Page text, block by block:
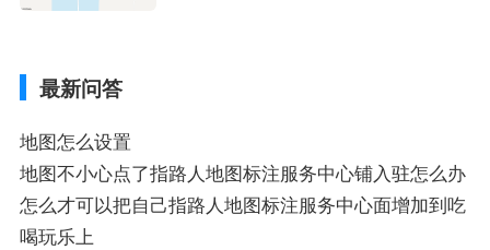
最新问答
地图怎么设置
地图不小心点了指路人地图标注服务中心铺入驻怎么办
怎么才可以把自己指路人地图标注服务中心面增加到吃
喝玩乐上